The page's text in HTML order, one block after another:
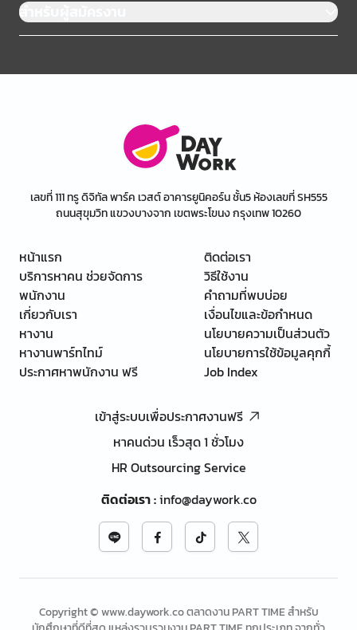
สำหรับผู้สมัครงาน
เลขที่ 111 ทรู ดิจิทัล พาร์ค เวสต์ อาคารยูนิคอร์น ชั้น5 ห้องเลขที่ SH555
ถนนสุขุมวิท แขวงบางจาก เขตพระโขนง กรุงเทพ 10260
หน้าแรก
บริการหาคน ช่วยจัดการ
พนักงาน
เกี่ยวกับเรา
หางาน
หางานพาร์ทไทม์
ประกาศหาพนักงาน ฟรี
ติดต่อเรา
วิธีใช้งาน
คำถามที่พบบ่อย
เงื่อนไขและข้อกำหนด
นโยบายความเป็นส่วนตัว
นโยบายการใช้ข้อมูลคุกกี้
Job Index
เข้าสู่ระบบเพื่อประกาศงานฟรี
หาคนด่วน เร็วสุด 1 ชั่วโมง
HR Outsourcing Service
ติดต่อเรา:info@daywork.co
Copyright © www.daywork.co ตลาดงาน PART TIME สำหรับ